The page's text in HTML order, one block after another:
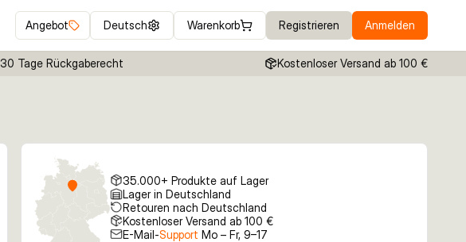
Angebot Deutsch Warenkorb Registrieren Anmelden
30 Tage Rückgaberecht Kostenloser Versand ab 100 €
35.000+ Produkte auf Lager
Lager in Deutschland
Retouren nach Deutschland
Kostenloser Versand ab 100 €
E-Mail-Support Mo – Fr, 9–17